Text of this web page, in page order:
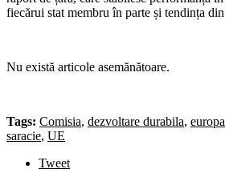
fiecărui stat membru în parte și tendința
Nu există articole asemănătoare.
Tags: Comisia, dezvoltare durabila, europa
saracie, UE
Tweet